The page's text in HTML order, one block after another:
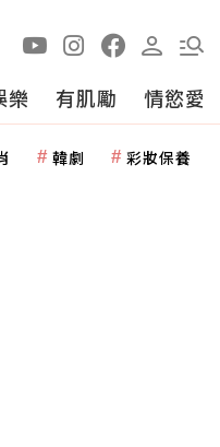
樂 有肌勵 情慾愛
韓劇 彩妝保養